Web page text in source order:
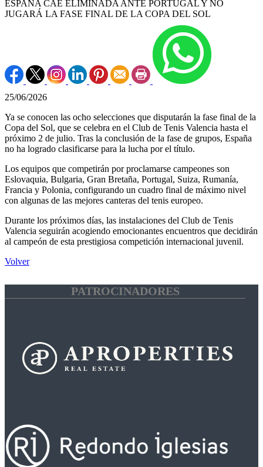
ESPAÑA CAE ELIMINADA ANTE PORTUGAL Y NO
JUGARÁ LA FASE FINAL DE LA COPA DEL SOL
25/06/2026
Ya se conocen las ocho selecciones que disputarán la fase final de la
Copa del Sol, que se celebra en el Club de Tenis Valencia hasta el
próximo 2 de julio. Tras la conclusión de la fase de grupos, España
no ha logrado clasificarse para la lucha por el título.
Los equipos que competirán por proclamarse campeones son
Eslovaquia, Bulgaria, Gran Bretaña, Portugal, Suiza, Rumanía,
Francia y Polonia, configurando un cuadro final de máximo nivel
con algunas de las mejores canteras del tenis europeo.
Durante los próximos días, las instalaciones del Club de Tenis
Valencia seguirán acogiendo emocionantes encuentros que decidirán
al campeón de esta prestigiosa competición internacional juvenil.
Volver
PATROCINADORES